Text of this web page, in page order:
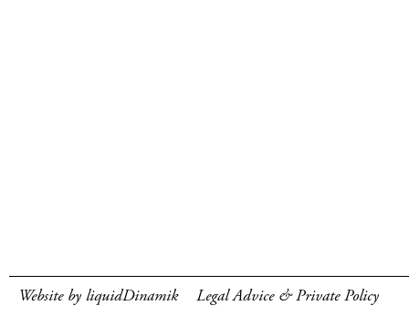
Website by liquidDinamik Legal Advice & Private Policy